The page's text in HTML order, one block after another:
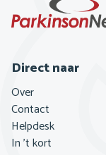
Direct naar
Footer
navigatie
Over
Contact
Helpdesk
In 't kort